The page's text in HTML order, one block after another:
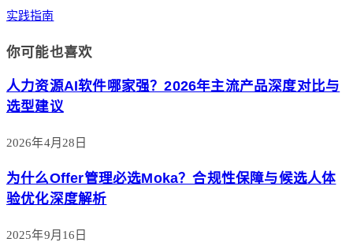
实践指南
你可能也喜欢
人力资源AI软件哪家强？2026年主流产品深度对比与
选型建议
2026年4月28日
为什么Offer管理必选Moka？合规性保障与候选人体
验优化深度解析
2025年9月16日